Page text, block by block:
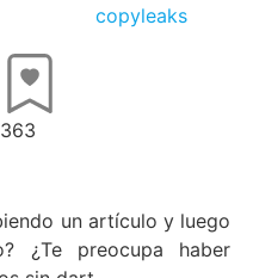
363
un artículo y luego
¿Te preocupa haber